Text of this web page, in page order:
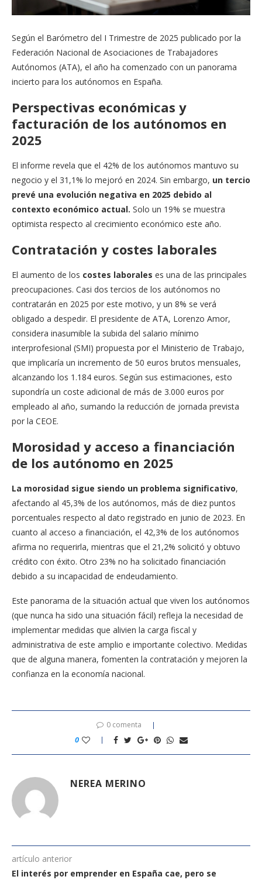
​Según el Barómetro del I Trimestre de 2025 publicado por la
Federación Nacional de Asociaciones de Trabajadores
Autónomos (ATA), el año ha comenzado con un panorama
incierto para los autónomos en España.​
Perspectivas económicas y
facturación de los autónomos en
2025
El informe revela que el 42% de los autónomos mantuvo su
negocio y el 31,1% lo mejoró en 2024. Sin embargo, un tercio
prevé una evolución negativa en 2025 debido al
contexto económico actual. Solo un 19% se muestra
optimista respecto al crecimiento económico este año.​
Contratación y costes laborales
El aumento de los costes laborales es una de las principales
preocupaciones. Casi dos tercios de los autónomos no
contratarán en 2025 por este motivo, y un 8% se verá
obligado a despedir. El presidente de ATA, Lorenzo Amor,
considera inasumible la subida del salario mínimo
interprofesional (SMI) propuesta por el Ministerio de Trabajo,
que implicaría un incremento de 50 euros brutos mensuales,
alcanzando los 1.184 euros. Según sus estimaciones, esto
supondría un coste adicional de más de 3.000 euros por
empleado al año, sumando la reducción de jornada prevista
por la CEOE.​
Morosidad y acceso a financiación
de los autónomo en 2025
La morosidad sigue siendo un problema significativo,
afectando al 45,3% de los autónomos, más de diez puntos
porcentuales respecto al dato registrado en junio de 2023. En
cuanto al acceso a financiación, el 42,3% de los autónomos
afirma no requerirla, mientras que el 21,2% solicitó y obtuvo
crédito con éxito. Otro 23% no ha solicitado financiación
debido a su incapacidad de endeudamiento.
Este panorama de la situación actual que viven los autónomos
(que nunca ha sido una situación fácil) refleja la necesidad de
implementar medidas que alivien la carga fiscal y
administrativa de este amplio e importante colectivo. Medidas
que de alguna manera, fomenten la contratación y mejoren la
confianza en la economía nacional.
0 comenta
0
NEREA MERINO
artículo anterior
El interés por emprender en España cae, pero se